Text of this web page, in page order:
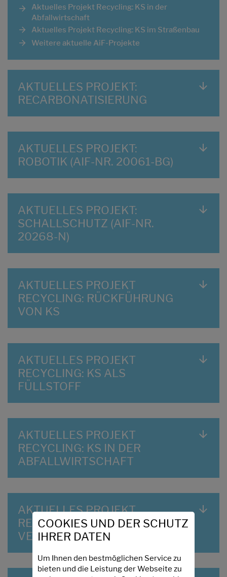
Aktuelles Projekt Recycling: KS in der
Abfallwirtschaft
Aktuelles Projekt Recycling: KS im Straßenbau
Weitere aktuelle AiF-Projekte
AKTUELLES PROJEKT:
RECARBONATISIERUNG
AKTUELLES PROJEKT:
ROBOTIK (AIF-NR. 20061-BG)
AKTUELLES PROJEKT:
SCHALLSCHUTZ (AIF-NR.
20268-N)
AKTUELLES PROJEKT
RECYCLING: RÜCKFÜHRUNG
VON KS
AKTUELLES PROJEKT
RECYCLING: KS ALS
FÜLLSTOFF
AKTUELLES PROJEKT
RECYCLING: KS IN DER
ABFALLWIRTSCHAFT
AKTUELLES PROJEKT
RECYCLING: KS ALS
VEGETATIONSSUBSTRAT
COOKIES UND DER SCHUTZ
IHRER DATEN
Um Ihnen den bestmöglichen Service zu
bieten und die Leistung der Webseite zu